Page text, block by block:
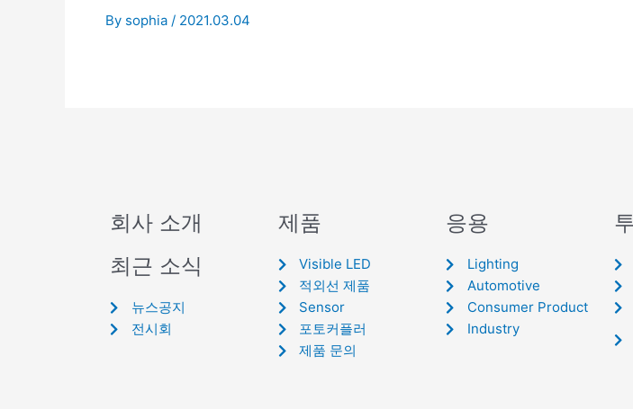
By sophia / 2021.03.04
회사 소개
최근 소식
뉴스공지
전시회
제품
Visible LED
적외선 제품
Sensor
포토커플러
제품 문의
응용
Lighting
Automotive
Consumer Product
Industry